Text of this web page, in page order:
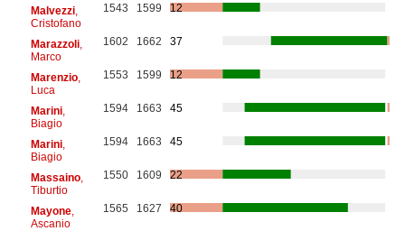
Malvezzi,
Cristofano
1543 1599 12
Marazzoli,
Marco
1602 1662 37
Marenzio,
Luca
1553 1599 12
Marini,
Biagio
1594 1663 45
Marini,
Biagio
1594 1663 45
Massaino,
Tiburtio
1550 1609 22
Mayone,
Ascanio
1565 1627 40